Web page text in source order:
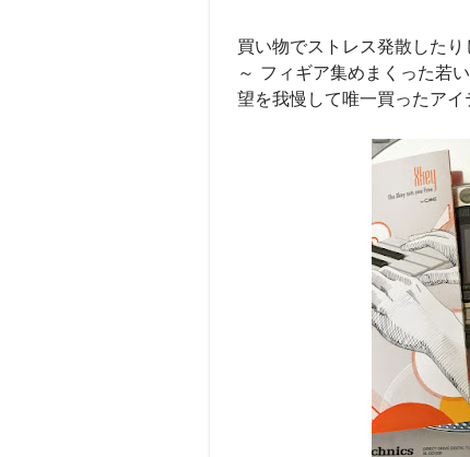
買い物でストレス発散した
～ フィギア集めまくった若
望を我慢して唯一買ったアイ